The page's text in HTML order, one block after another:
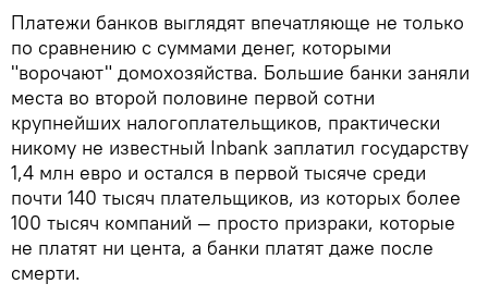
Платежи банков выглядят впечатляюще не только
по сравнению с суммами денег, которыми
"ворочают" домохозяйства. Большие банки заняли
места во второй половине первой сотни
крупнейших налогоплательщиков, практически
никому не известный Inbank заплатил государству
1,4 млн евро и остался в первой тысяче среди
почти 140 тысяч плательщиков, из которых более
100 тысяч компаний — просто призраки, которые
не платят ни цента, а банки платят даже после
смерти.